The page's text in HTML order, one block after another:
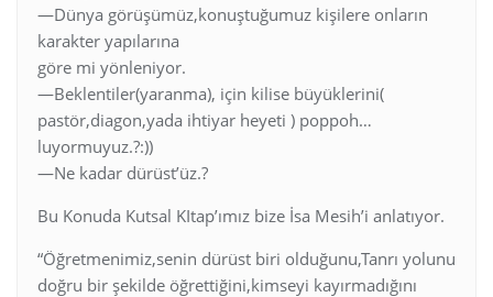
—Dünya görüşümüz,konuştuğumuz kişilere onların
karakter yapılarına
göre mi yönleniyor.
—Beklentiler(yaranma), için kilise büyüklerini(
pastör,diagon,yada ihtiyar heyeti ) poppoh…
luyormuyuz.?:))
—Ne kadar dürüst’üz.?
Bu Konuda Kutsal KItap’ımız bize İsa Mesih’i anlatıyor.
“Öğretmenimiz,senin dürüst biri olduğunu,Tanrı yolunu
doğru bir şekilde öğrettiğini,kimseyi kayırmadığını